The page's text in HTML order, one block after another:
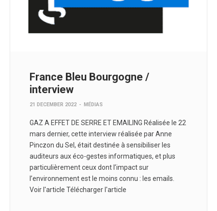
France Bleu Bourgogne /
interview
21 DECEMBER 2022 - MÉDIAS
GAZ A EFFET DE SERRE ET EMAILING Réalisée le 22
mars dernier, cette interview réalisée par Anne
Pinczon du Sel, était destinée à sensibiliser les
auditeurs aux éco-gestes informatiques, et plus
particulièrement ceux dont l’impact sur
l’environnement est le moins connu : les emails.
Voir l'article Télécharger l'article